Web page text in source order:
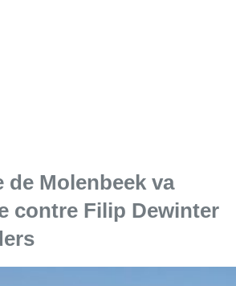
de Molenbeek va
contre Filip Dewinter